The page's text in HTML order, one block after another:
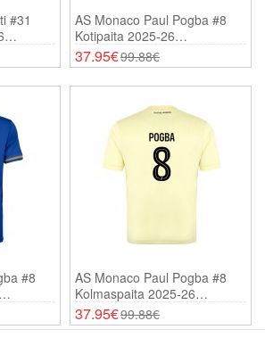
#31
AS Monaco Paul Pogba #8
Kotipaita 2025-26
Lyhythihainen
37.95€99.88€
#8
AS Monaco Paul Pogba #8
Kolmaspaita 2025-26
Lyhythihainen
37.95€99.88€